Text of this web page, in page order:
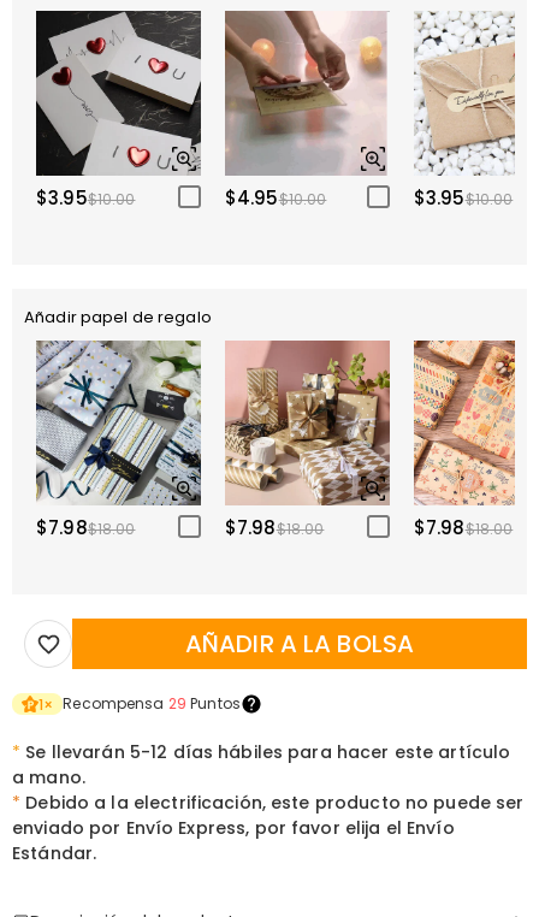
$3.95$10.00 $4.95$10.00 $3.95$10.00
Añadir papel de regalo
$7.98$18.00 $7.98$18.00 $7.98$18.00
AÑADIR A LA BOLSA
1× Recompensa 29 Puntos
* Se llevarán 5-12 días hábiles para hacer este artículo
a mano.
* Debido a la electrificación, este producto no puede ser
enviado por Envío Express, por favor elija el Envío
Estándar.